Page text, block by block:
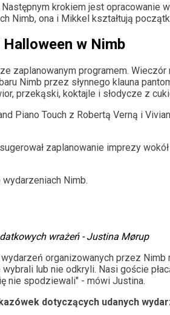
krokiem jest
Nimb, ona i Mikkel kształtują
w Nimb
zaplanowanym programem.
Nimb przez słynnego klauna
przekąski, koktajle i słodycze z
Piano Touch z Robertą Verną i
zaplanowanie imprezy
Nimb.
wrażeń - Justina Mørup
organizowanych przez Nimb
lub nie odkryli. Nasi goście
nie spodziewali" - mówi Justina.
dotyczących udanych